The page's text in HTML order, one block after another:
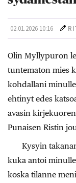
02.01.2026 10:16
Olin Myllypuron
tuntematon mies
kohdallani
ehtinyt edes
avasin
Punaisen Ristin
Kysyin
kuka antoi
koska tilanne